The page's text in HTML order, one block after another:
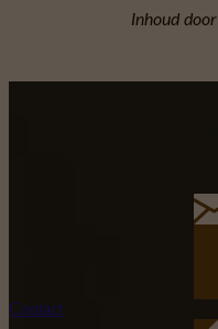
Inhoud door
Contact